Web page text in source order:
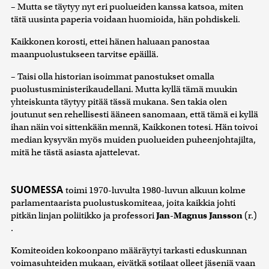
– Mutta se täytyy nyt eri puolueiden kanssa katsoa, miten
tätä uusinta paperia voidaan huomioida, hän pohdiskeli.
Kaikkonen korosti, ettei hänen haluaan panostaa
maanpuolustukseen tarvitse epäillä.
– Taisi olla historian isoimmat panostukset omalla
puolustusministerikaudellani. Mutta kyllä tämä muukin
yhteiskunta täytyy pitää tässä mukana. Sen takia olen
joutunut sen rehellisesti ääneen sanomaan, että tämä ei kyllä
ihan näin voi sittenkään mennä, Kaikkonen totesi. Hän toivoi
median kysyvän myös muiden puolueiden puheenjohtajilta,
mitä he tästä asiasta ajattelevat.
SUOMESSA toimi 1970-luvulta 1980-luvun alkuun kolme
parlamentaarista puolustuskomiteaa, joita kaikkia johti
pitkän linjan poliitikko ja professoriJan-Magnus Jansson (r.)
.
Komiteoiden kokoonpano määräytyi tarkasti eduskunnan
voimasuhteiden mukaan, eivätkä sotilaat olleet jäseniä vaan